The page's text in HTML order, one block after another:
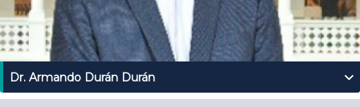
Dr. Armando Durán Durán